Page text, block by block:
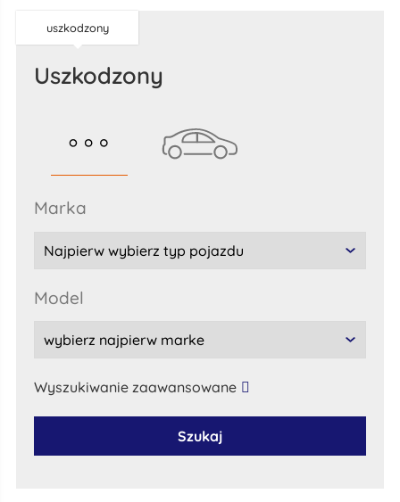
uszkodzony
uszkodzony
marka
model
Wyszukiwanie zaawansowane
Szukaj